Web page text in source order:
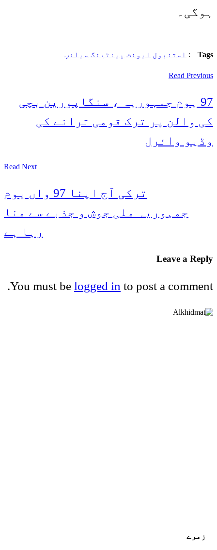
ہوگی۔
Tags
: استنبول ایونٹ پینٹینگ سیائپ
Read Previous
97 یوم جمہوریہ ، سنگاپورین بچی
کی والن پر ترک قومی ترانے کی
وڈیو وائرل
Read Next
ترکی آج اپنا 97 واں یوم
جمہوریہ ملی جوش و جذبے سے منا
رہا ہے
Leave a Reply
You must be logged in to post a comment.
زمرے